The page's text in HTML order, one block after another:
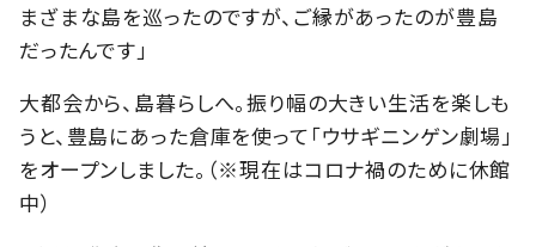
まざまな島を巡ったのですが、ご縁があったのが豊島
だったんです」
大都会から、島暮らしへ。振り幅の大きい生活を楽しも
うと、豊島にあった倉庫を使って「ウサギニンゲン劇場」
をオープンしました。（※現在はコロナ禍のために休館
中）